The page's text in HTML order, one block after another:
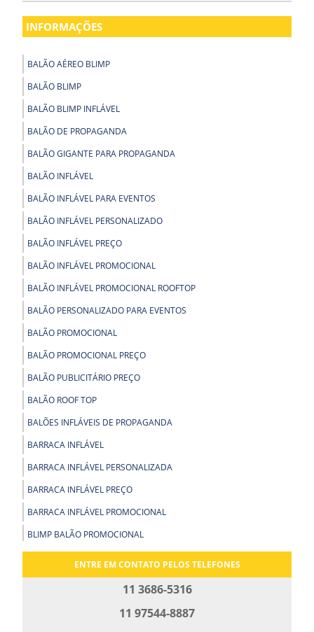
INFORMAÇÕES
BALÃO AÉREO BLIMP
BALÃO BLIMP
BALÃO BLIMP INFLÁVEL
BALÃO DE PROPAGANDA
BALÃO GIGANTE PARA PROPAGANDA
BALÃO INFLÁVEL
BALÃO INFLÁVEL PARA EVENTOS
BALÃO INFLÁVEL PERSONALIZADO
BALÃO INFLÁVEL PREÇO
BALÃO INFLÁVEL PROMOCIONAL
BALÃO INFLÁVEL PROMOCIONAL ROOFTOP
BALÃO PERSONALIZADO PARA EVENTOS
BALÃO PROMOCIONAL
BALÃO PROMOCIONAL PREÇO
BALÃO PUBLICITÁRIO PREÇO
BALÃO ROOF TOP
BALÕES INFLÁVEIS DE PROPAGANDA
BARRACA INFLÁVEL
BARRACA INFLÁVEL PERSONALIZADA
BARRACA INFLÁVEL PREÇO
BARRACA INFLÁVEL PROMOCIONAL
BLIMP BALÃO PROMOCIONAL
BOLA GIGANTE INFLÁVEL
ENTRE EM CONTATO PELOS TELEFONES
11 3686-5316
11 97544-8887